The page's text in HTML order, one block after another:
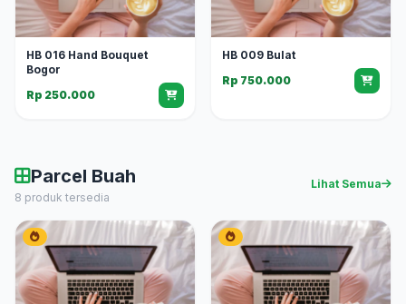
HB 016 Hand Bouquet
Bogor
Rp 250.000
HB 009 Bulat
Rp 750.000
Parcel Buah
8 produk tersedia
Lihat Semua